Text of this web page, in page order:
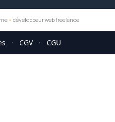
• développeur web freelance
· CGV · CGU